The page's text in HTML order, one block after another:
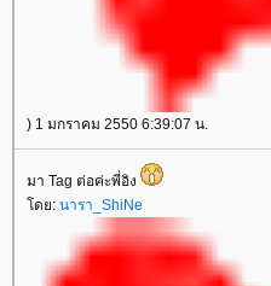
) 1 มกราคม 2550 6:39:07 น.
มา Tag ต่อค่ะพี่อิง
ดย: นารา_ShiNe